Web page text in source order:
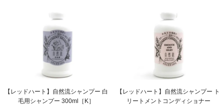
【レッドハート】自然流シャンプー 白
毛用シャンプー 300ml［K］
【レッドハート】自然流シャンプー ト
リートメントコンディショナー